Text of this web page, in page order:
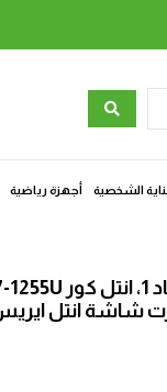
الشخصية أجهزة رياضية